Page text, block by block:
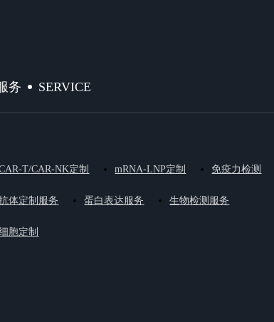
务 SERVICE
T/CAR-NK定制 mRNA-LNP定制 免疫力检测
体定制服务 蛋白表达服务 生物检测服务
胞定制